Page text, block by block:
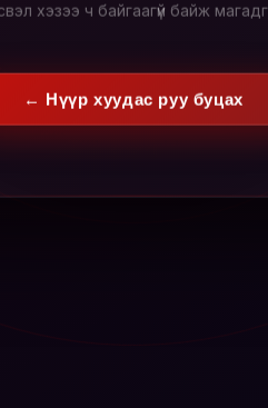
хэзээ ч байгаагүй байж
← Нүүр хуудас руу буцах